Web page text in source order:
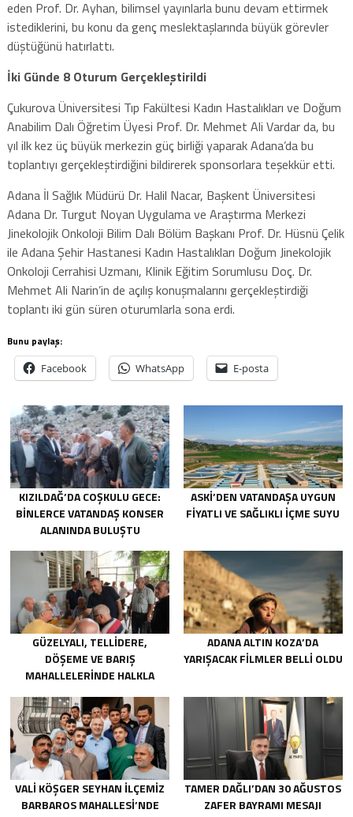
eden Prof. Dr. Ayhan, bilimsel yayınlarla bunu devam ettirmek
istediklerini, bu konu da genç meslektaşlarında büyük görevler
düştüğünü hatırlattı.
İki Günde 8 Oturum Gerçekleştirildi
Çukurova Üniversitesi Tıp Fakültesi Kadın Hastalıkları ve Doğum
Anabilim Dalı Öğretim Üyesi Prof. Dr. Mehmet Ali Vardar da, bu
yıl ilk kez üç büyük merkezin güç birliği yaparak Adana’da bu
toplantıyı gerçekleştirdiğini bildirerek sponsorlara teşekkür etti.
Adana İl Sağlık Müdürü Dr. Halil Nacar, Başkent Üniversitesi
Adana Dr. Turgut Noyan Uygulama ve Araştırma Merkezi
Jinekolojik Onkoloji Bilim Dalı Bölüm Başkanı Prof. Dr. Hüsnü Çelik
ile Adana Şehir Hastanesi Kadın Hastalıkları Doğum Jinekolojik
Onkoloji Cerrahisi Uzmanı, Klinik Eğitim Sorumlusu Doç. Dr.
Mehmet Ali Narin’in de açılış konuşmalarını gerçekleştirdiği
toplantı iki gün süren oturumlarla sona erdi.
Bunu paylaş:
Facebook WhatsApp E-posta
KIZILDAĞ’DA COŞKULU GECE:
BINLERCE VATANDAŞ KONSER
ALANINDA BULUŞTU
ASKİ’DEN VATANDAŞA UYGUN
FIYATLI VE SAĞLIKLI IÇME SUYU
GÜZELYALI, TELLIDERE,
DÖŞEME VE BARIŞ
MAHALLELERINDE HALKLA
ADANA ALTIN KOZA’DA
YARIŞACAK FILMLER BELLI OLDU
VALİ KÖŞGER SEYHAN İLÇEMİZ
BARBAROS MAHALLESİ’NDE
TAMER DAĞLI’DAN 30 AĞUSTOS
ZAFER BAYRAMI MESAJI